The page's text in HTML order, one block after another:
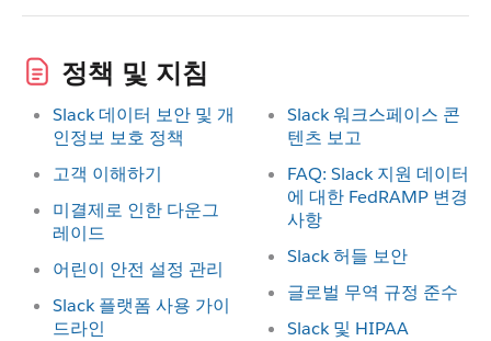
정책 및 지침
Slack 데이터 보안 및 개
인정보 보호 정책
고객 이해하기
미결제로 인한 다운그
레이드
어린이 안전 설정 관리
Slack 플랫폼 사용 가이
드라인
Slack 워크스페이스 콘
텐츠 보고
FAQ: Slack 지원 데이터
에 대한 FedRAMP 변경
사항
Slack 허들 보안
글로벌 무역 규정 준수
Slack 및 HIPAA